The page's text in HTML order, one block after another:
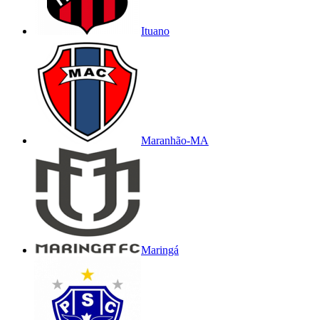
Ituano
Maranhão-MA
Maringá